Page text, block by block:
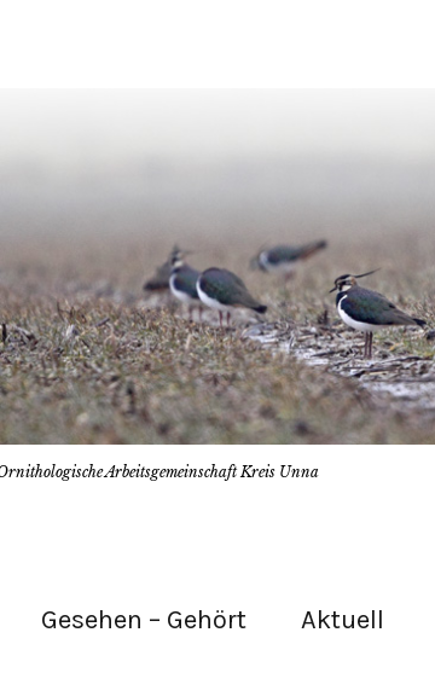
Arbeitsgemeinschaft Kreis Unna
Gesehen – Gehört Aktuell